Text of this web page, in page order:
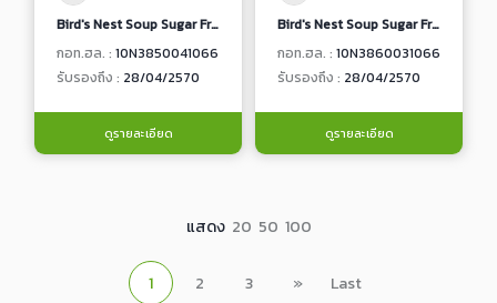
Bird's Nest Soup Sugar Free
กอท.ฮล. : 10N3850041066
รับรองถึง : 28/04/2570
ดูรายละเอียด
Bird's Nest Soup Sugar Free
กอท.ฮล. : 10N3860031066
รับรองถึง : 28/04/2570
ดูรายละเอียด
แสดง 20 50 100
1 2 3 » Last